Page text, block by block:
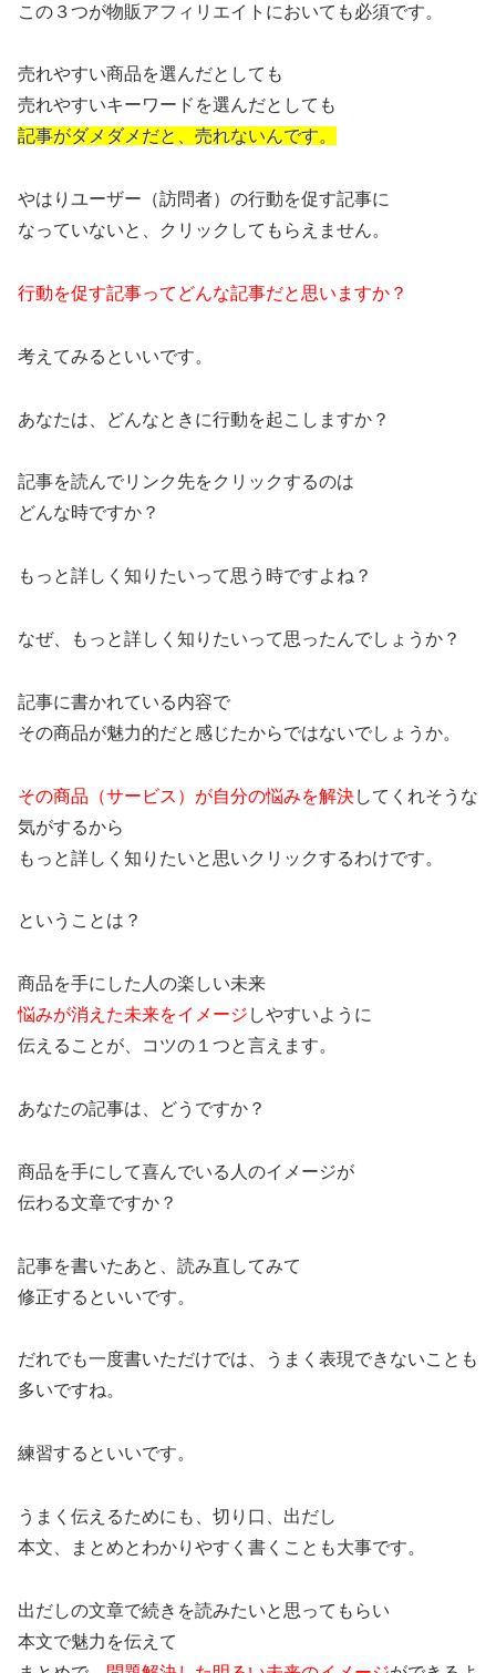
この３つが物販アフィリエイトにおいても必須です。
売れやすい商品を選んだとしても
売れやすいキーワードを選んだとしても
記事がダメダメだと、売れないんです。
やはりユーザー（訪問者）の行動を促す記事に
なっていないと、クリックしてもらえません。
行動を促す記事ってどんな記事だと思いますか？
考えてみるといいです。
あなたは、どんなときに行動を起こしますか？
記事を読んでリンク先をクリックするのは
どんな時ですか？
もっと詳しく知りたいって思う時ですよね？
なぜ、もっと詳しく知りたいって思ったんでしょうか？
記事に書かれている内容で
その商品が魅力的だと感じたからではないでしょうか。
その商品（サービス）が自分の悩みを解決してくれそうな
気がするから
もっと詳しく知りたいと思いクリックするわけです。
ということは？
商品を手にした人の楽しい未来
悩みが消えた未来をイメージ しやすいように
伝えることが、コツの１つと言えます。
あなたの記事は、どうですか？
商品を手にして喜んでいる人のイメージが
伝わる文章ですか？
記事を書いたあと、読み直してみて
修正するといいです。
だれでも一度書いただけでは、うまく表現できないことも
多いですね。
練習するといいです。
うまく伝えるためにも、切り口、出だし
本文、まとめとわかりやすく書くことも大事です。
出だしの文章で続きを読みたいと思ってもらい
本文で魅力を伝えて